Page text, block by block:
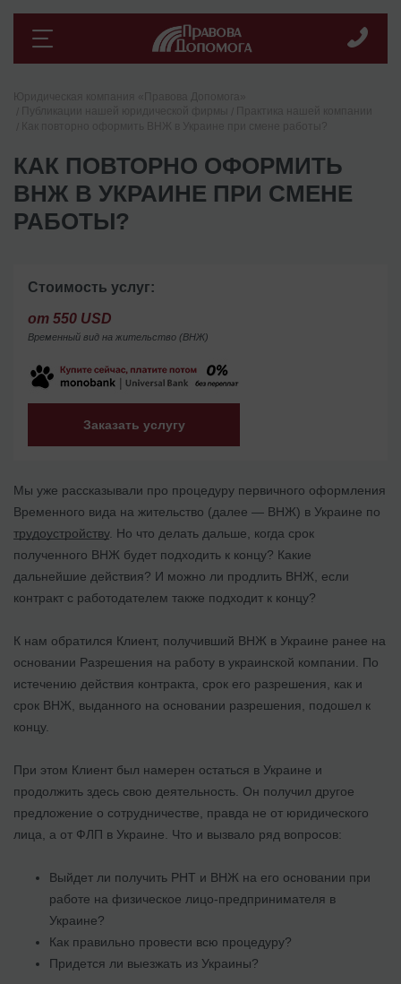
КАК ПОВТОРНО ОФОРМИТЬ
ВНЖ В УКРАИНЕ ПРИ СМЕНЕ
РАБОТЫ?
Стоимость услуг:
от 550 USD
Временный вид на жительство (ВНЖ)
Заказать услугу
Мы уже рассказывали про процедуру первичного оформления
Временного вида на жительство (далее — ВНЖ) в Украине по
трудоустройству. Но что делать дальше, когда срок
полученного ВНЖ будет подходить к концу? Какие
дальнейшие действия? И можно ли продлить ВНЖ, если
контракт с работодателем также подходит к концу?
К нам обратился Клиент, получивший ВНЖ в Украине ранее на
основании Разрешения на работу в украинской компании. По
истечению действия контракта, срок его разрешения, как и
срок ВНЖ, выданного на основании разрешения, подошел к
концу.
При этом Клиент был намерен остаться в Украине и
продолжить здесь свою деятельность. Он получил другое
предложение о сотрудничестве, правда не от юридического
лица, а от ФЛП в Украине. Что и вызвало ряд вопросов:
Выйдет ли получить РНТ и ВНЖ на его основании при
работе на физическое лицо-предпринимателя в
Украине?
Как правильно провести всю процедуру?
Придется ли выезжать из Украины?